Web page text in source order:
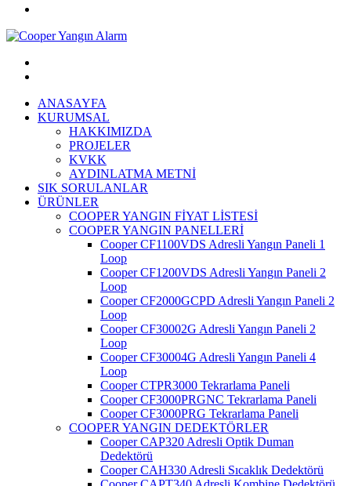
ANASAYFA
KURUMSAL
HAKKIMIZDA
PROJELER
KVKK
AYDINLATMA METNİ
SIK SORULANLAR
ÜRÜNLER
COOPER YANGIN FİYAT LİSTESİ
COOPER YANGIN PANELLERİ
Cooper CF1100VDS Adresli Yangın Paneli 1
Loop
Cooper CF1200VDS Adresli Yangın Paneli 2
Loop
Cooper CF2000GCPD Adresli Yangın Paneli 2
Loop
Cooper CF30002G Adresli Yangın Paneli 2
Loop
Cooper CF30004G Adresli Yangın Paneli 4
Loop
Cooper CTPR3000 Tekrarlama Paneli
Cooper CF3000PRGNC Tekrarlama Paneli
Cooper CF3000PRG Tekrarlama Paneli
COOPER YANGIN DEDEKTÖRLER
Cooper CAP320 Adresli Optik Duman
Dedektörü
Cooper CAH330 Adresli Sıcaklık Dedektörü